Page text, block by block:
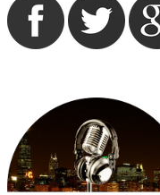
Copyright © 2005 by FM